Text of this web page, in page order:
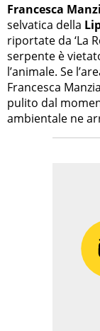
Francesca
selvatica della
riportate da ‘La
serpente è
l’animale. Se
Francesca
pulito dal
ambientale ne